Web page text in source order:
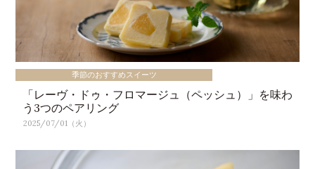
季節のおすすめスイーツ
「レーヴ・ドゥ・フロマージュ（ペッシュ）」を味わ
う3つのペアリング
2025/07/01（火）